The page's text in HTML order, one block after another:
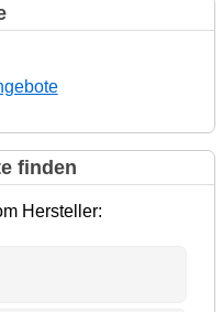
finden
Hersteller: